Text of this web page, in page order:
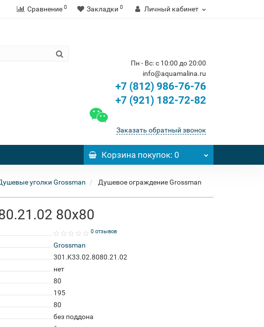
Сравнение 0 Закладки 0 Личный кабинет
Пн - Вс: с 10:00 до 20:00
info@aquamalina.ru
+7 (812) 986-76-76
+7 (921) 182-72-82
Заказать обратный звонок
Корзинапокупок: 0
уголки Grossman
Душевое ограждение Grossman
80x80
0 отзывов
Grossman
301.K33.02.8080.21.02
нет
80
195
80
без поддона